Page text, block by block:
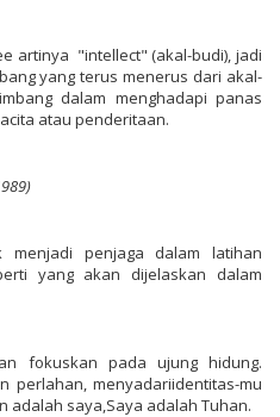
artinya "intellect" (akal-budi), jadi
yang terus menerus dari akal-
dalam menghadapi panas
atau penderitaan.
menjadi penjaga dalam latihan
yang akan dijelaskan dalam
fokuskan pada ujung hidung.
perlahan, menyadariidentitas-mu
adalah saya,Saya adalah Tuhan.